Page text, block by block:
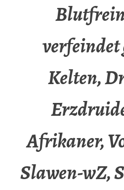
verfeindet
Kelten,
Afrikaner,
Slawen-wZ,